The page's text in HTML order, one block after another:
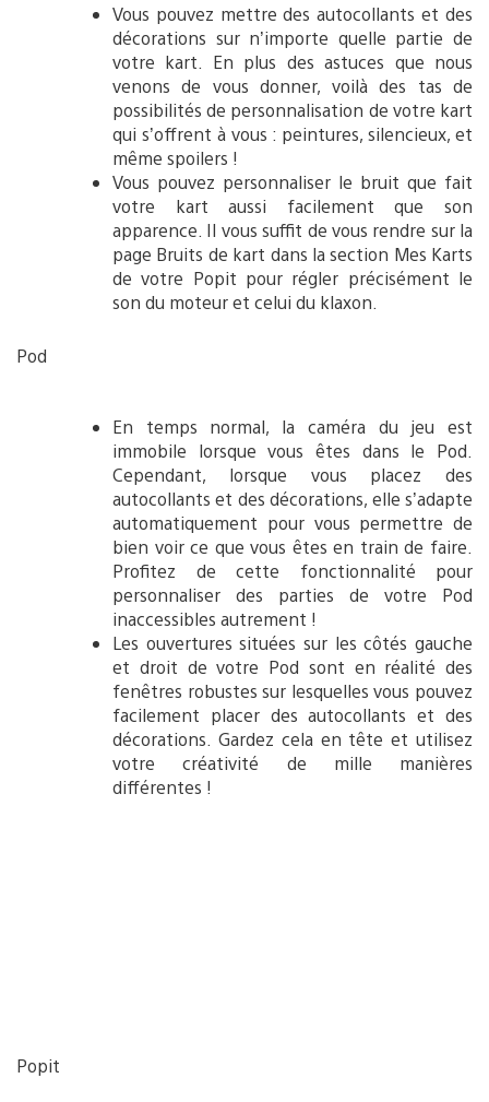
Vous pouvez mettre des autocollants et des
décorations sur n’importe quelle partie de
votre kart. En plus des astuces que nous
venons de vous donner, voilà des tas de
possibilités de personnalisation de votre kart
qui s’offrent à vous : peintures, silencieux, et
même spoilers !
Vous pouvez personnaliser le bruit que fait
votre kart aussi facilement que son
apparence. Il vous suffit de vous rendre sur la
page Bruits de kart dans la section Mes Karts
de votre Popit pour régler précisément le
son du moteur et celui du klaxon.
Pod
En temps normal, la caméra du jeu est
immobile lorsque vous êtes dans le Pod.
Cependant, lorsque vous placez des
autocollants et des décorations, elle s’adapte
automatiquement pour vous permettre de
bien voir ce que vous êtes en train de faire.
Profitez de cette fonctionnalité pour
personnaliser des parties de votre Pod
inaccessibles autrement !
Les ouvertures situées sur les côtés gauche
et droit de votre Pod sont en réalité des
fenêtres robustes sur lesquelles vous pouvez
facilement placer des autocollants et des
décorations. Gardez cela en tête et utilisez
votre créativité de mille manières
différentes !
Popit